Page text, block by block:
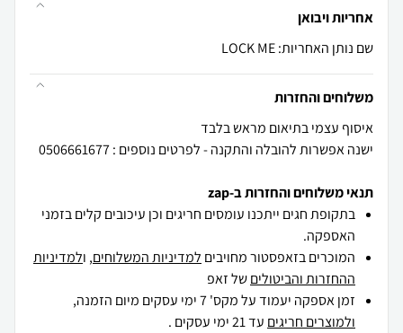
אחריות ויבואן
שם נותן האחריות: LOCK ME
משלוחים והחזרות
ישנה אפשרות להובלה והתקנה - לפרטים נוספים : 0506661677
תנאי משלוחים והחזרות ב-zap
בתקופת חגים ייתכנו עומסים חריגים וכן עיכובים קלים בזמני
האספקה.
המוכרים בזאפסטור מחויבים למדיניות המשלוחים, ולמדיניות
ההחזרות והביטוליםשל זאפ
זמן אספקה יעמוד על מקס' 7 ימי עסקים מיום הזמנה,
ולמוצרים חריגים עד 21 ימי עסקים .